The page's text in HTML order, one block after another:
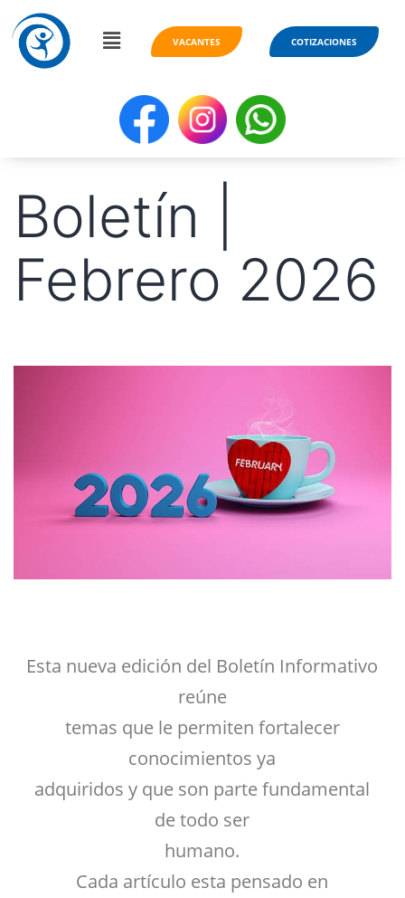
VACANTES COTIZACIONES
Boletín |
Febrero 2026
Esta nueva edición del Boletín Informativo
reúne
temas que le permiten fortalecer
conocimientos ya
adquiridos y que son parte fundamental
de todo ser
humano.
Cada artículo esta pensado en